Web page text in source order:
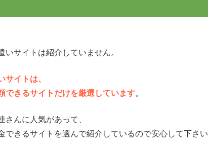
サイトは紹介していません。
サイトは、
できるサイトだけを厳選しています。
んに人気があって、
できるサイトを選んで紹介しているので安心して下さい